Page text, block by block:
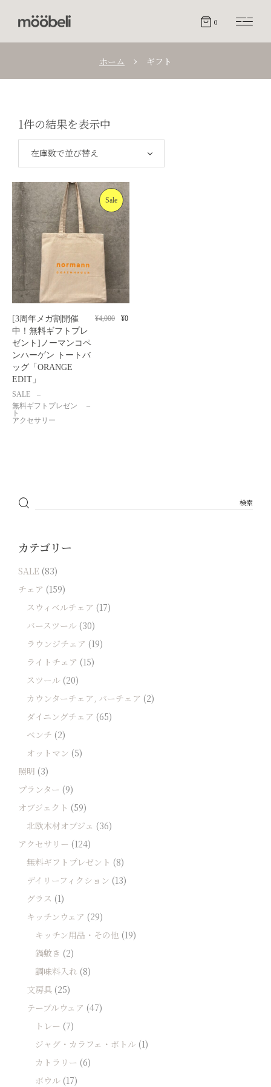
0
ホーム ギフト
1件の結果を表示中
在庫数で並び替え
Sale
[3周年メガ割開催
中！無料ギフトプレ
ゼント]ノーマンコペ
ンハーゲン トートバ
ッグ「ORANGE
EDIT」
SALE
無料ギフトプレゼン
ト
アクセサリー
¥4,000 ¥0
カテゴリー
SALE (83)
チェア (159)
スウィベルチェア (17)
バースツール (30)
ラウンジチェア (19)
ライトチェア (15)
スツール (20)
カウンターチェア, バーチェア (2)
ダイニングチェア (65)
ベンチ (2)
オットマン (5)
照明 (3)
プランター (9)
オブジェクト (59)
北欧木材オブジェ (36)
アクセサリー (124)
無料ギフトプレゼント (8)
デイリーフィクション (13)
グラス (1)
キッチンウェア (29)
キッチン用品・その他 (19)
鍋敷き (2)
調味料入れ (8)
文房具 (25)
テーブルウェア (47)
トレー (7)
ジャグ・カラフェ・ボトル (1)
カトラリー (6)
ボウル (17)